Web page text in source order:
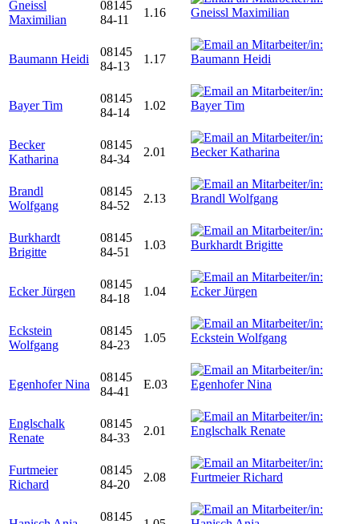
Gneissl
Maximilian
08145
84-11
1.16
Baumann Heidi
08145
84-13
1.17
Bayer Tim
08145
84-14
1.02
Becker
Katharina
08145
84-34
2.01
Brandl
Wolfgang
08145
84-52
2.13
Burkhardt
Brigitte
08145
84-51
1.03
Ecker Jürgen
08145
84-18
1.04
Eckstein
Wolfgang
08145
84-23
1.05
Egenhofer Nina
08145
84-41
E.03
Englschalk
Renate
08145
84-33
2.01
Furtmeier
Richard
08145
84-20
2.08
08145